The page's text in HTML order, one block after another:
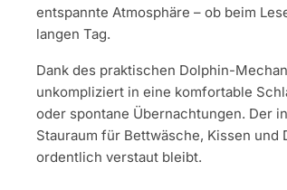
entspannte Atmosphäre – ob beim
langen Tag.
Dank des praktischen Dolphin-
unkompliziert in eine komfortable
oder spontane Übernachtungen. Der
Stauraum für Bettwäsche, Kissen
ordentlich verstaut bleibt.